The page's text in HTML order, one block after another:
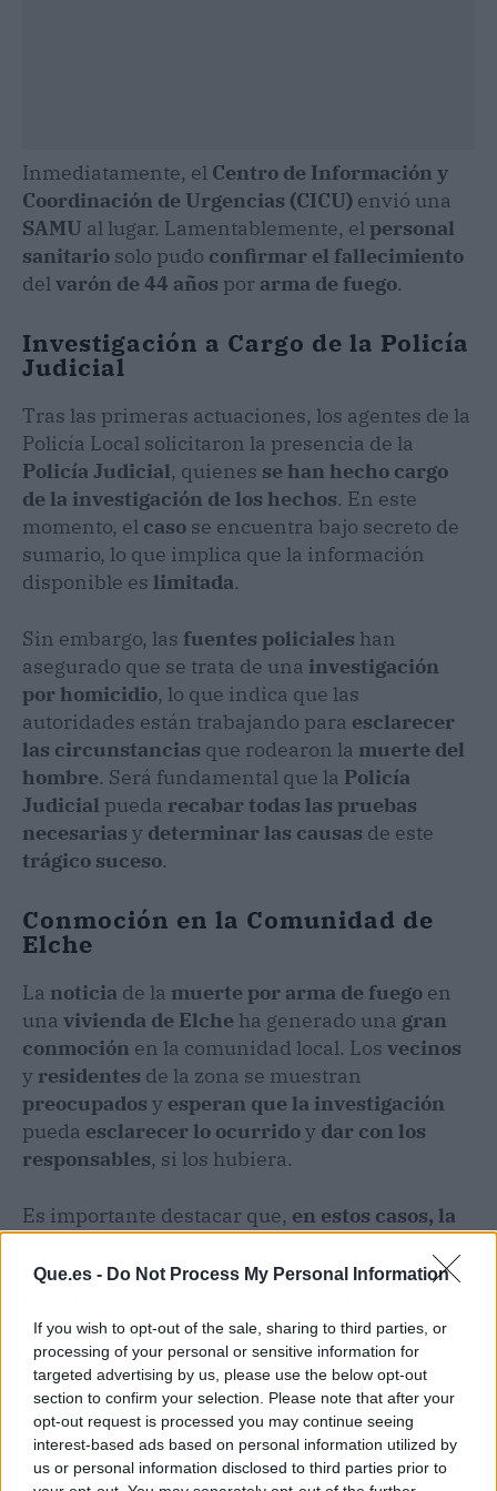
Que.es - Do Not Process My Personal Information
If you wish to opt-out of the sale, sharing to third parties, or
processing of your personal or sensitive information for
targeted advertising by us, please use the below opt-out
section to confirm your selection. Please note that after your
opt-out request is processed you may continue seeing
interest-based ads based on personal information utilized by
us or personal information disclosed to third parties prior to
Inmediatamente, el Centro de Información y
Coordinación de Urgencias (CICU) envió una
SAMU al lugar. Lamentablemente, elpersonal
sanitario solo pudo confirmar el fallecimiento
delvarón de 44 años por arma de fuego.
Investigación a Cargo de la Policía
Judicial
Tras las primeras actuaciones, los agentes de la
Policía Local solicitaron la presencia de la
Policía Judicial, quienes se han hecho cargo
de la investigación de los hechos. En este
momento, el caso se encuentra bajo secreto de
sumario, lo que implica que la información
disponible es limitada.
Sin embargo, las fuentes policiales han
asegurado que se trata de una investigación
por homicidio, lo que indica que las
autoridades están trabajando para esclarecer
las circunstancias que rodearon la muerte del
hombre. Será fundamental que la Policía
Judicial pueda recabar todas las pruebas
necesarias y determinar las causas de este
trágico suceso.
Conmoción en la Comunidad de
Elche
La noticia de la muerte por arma de fuego en
una vivienda de Elche ha generado una gran
conmoción en la comunidad local. Los vecinos
y residentes de la zona se muestran
preocupados y esperan que la investigación
pueda esclarecer lo ocurridoy dar con los
responsables, si los hubiera.
Es importante destacar que, en estos casos, la
investigación son cruciales para preservar la
llegue a la verdad de los hechos. Las
autoridades se encuentran trabajando de
manera diligente para aclarar las
circunstancias de este lamentable suceso y
brindar a la comunidad las respuestas que
merecen.